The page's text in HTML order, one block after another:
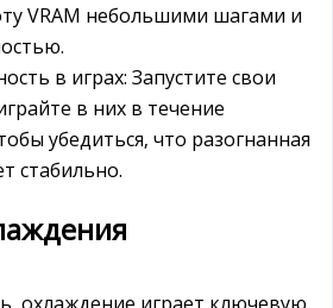
VRAM небольшими шагами и
в играх: Запустите свои
в них в течение
убедиться‚ что разогнанная
стабильно.
охлаждение играет ключевую